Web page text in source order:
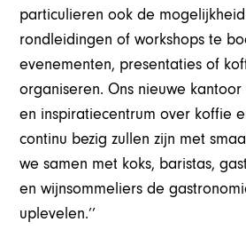
particulieren ook de
rondleidingen of workshops te
evenementen, presentaties of
organiseren. Ons nieuwe
en inspiratiecentrum over koffie
continu bezig zullen zijn met
we samen met koks, baristas,
en wijnsommeliers de
uplevelen.’’